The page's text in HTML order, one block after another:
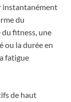
instantanément
du
fitness, une
ou la durée en
fatigue
de haut